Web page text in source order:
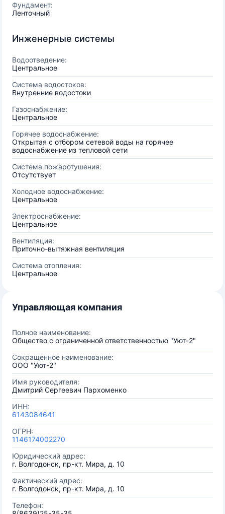
Фундамент:
Ленточный
Инженерные системы
Водоотведение:
Центральное
Система водостоков:
Внутренние водостоки
Газоснабжение:
Центральное
Горячее водоснабжение:
Открытая с отбором сетевой воды на горячее
водоснабжение из тепловой сети
Система пожаротушения:
Отсутствует
Холодное водоснабжение:
Центральное
Электроснабжение:
Центральное
Вентиляция:
Приточно-вытяжная вентиляция
Система отопления:
Центральное
Управляющая компания
Полное наименование:
Общество с ограниченной ответственностью "Уют-2"
Сокращенное наименование:
ООО "Уют-2"
Имя руководителя:
Дмитрий Сергеевич Пархоменко
ИНН:
6143084641
ОГРН:
1146174002270
Юридический адрес:
г. Волгодонск, пр-кт. Мира, д. 10
Фактический адрес:
г. Волгодонск, пр-кт. Мира, д. 10
Телефон: